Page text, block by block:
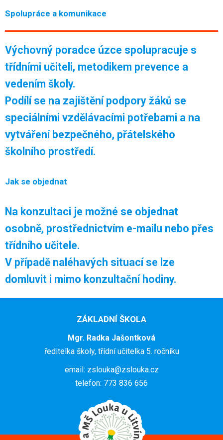
Spolupráce a komunikace
Výchovný poradce úzce spolupracuje s
třídními učiteli, metodikem prevence a
vedením školy.
Podílí se na zajištění podpory žáků se
speciálními vzdělávacími potřebami a na
vytváření bezpečného, přátelského
školního prostředí.
Jak se objednat
Na konzultaci je možné se objednat
osobně, prostřednictvím e-mailu nebo přes
třídního učitele.
V případě naléhavých situací se lze
domluvit i mimo konzultační hodiny.
ZÁKLADNÍ ŠKOLA
Mgr. Radka Jašontková
ředitelka školy, třídní učitelka 5. ročníku
email: zslouka@zslouka.cz
telefon: 773 836 656